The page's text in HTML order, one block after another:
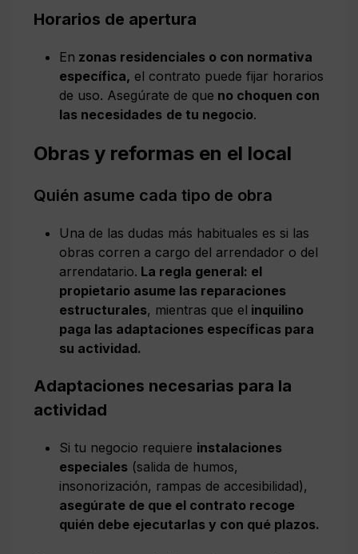
Horarios de apertura
En zonas residenciales o con normativa
específica, el contrato puede fijar horarios
de uso. Asegúrate de que no choquen con
las necesidades de tu negocio.
Obras y reformas en el local
Quién asume cada tipo de obra
Una de las dudas más habituales es si las
obras corren a cargo del arrendador o del
arrendatario. La regla general: el
propietario asume las reparaciones
estructurales, mientras que el inquilino
paga las adaptaciones específicas para
su actividad.
Adaptaciones necesarias para la
actividad
Si tu negocio requiere instalaciones
especiales (salida de humos,
insonorización, rampas de accesibilidad),
asegúrate de que el contrato recoge
quién debe ejecutarlas y con qué plazos.